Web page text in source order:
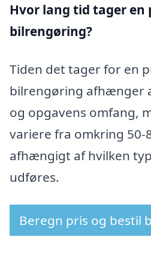
Hvor lang tid tager en
bilrengøring?
Tiden det tager for en
bilrengøring afhænger
og opgavens omfang,
variere fra omkring 50-
afhængigt af hvilken
udføres.
Beregn pris og bestil